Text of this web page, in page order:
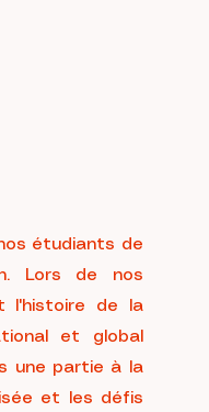
étudiants de
Lors de nos
l'histoire de la
et global
une partie à la
et les défis